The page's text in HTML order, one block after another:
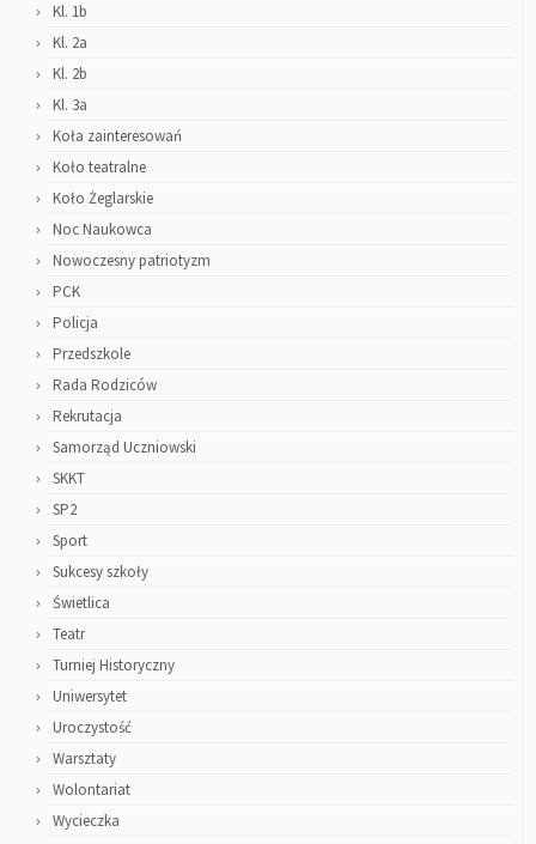
Kl. 1b
Kl. 2a
Kl. 2b
Kl. 3a
Koła zainteresowań
Koło teatralne
Koło Żeglarskie
Noc Naukowca
Nowoczesny patriotyzm
PCK
Policja
Przedszkole
Rada Rodziców
Rekrutacja
Samorząd Uczniowski
SKKT
SP2
Sport
Sukcesy szkoły
Świetlica
Teatr
Turniej Historyczny
Uniwersytet
Uroczystość
Warsztaty
Wolontariat
Wycieczka